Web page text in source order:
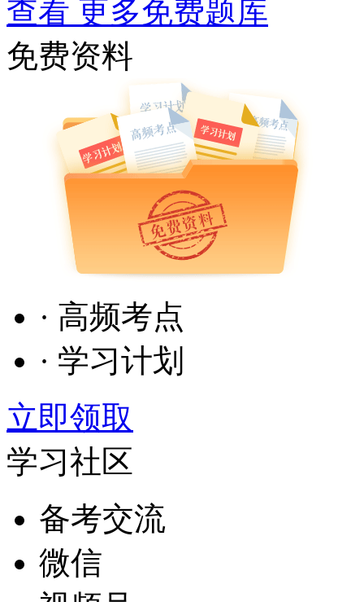
查看 更多免费题库
免费资料
· 高频考点
· 学习计划
立即领取
学习社区
备考交流
微信